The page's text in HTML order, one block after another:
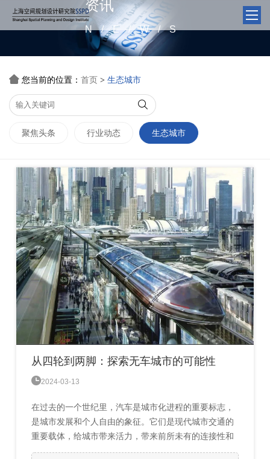
资讯
N/E/W/S
 您当前的位置： 首页 > 生态城市

聚焦头条 行业动态 生态城市
从四轮到两脚：探索无车城市的可能性
2024-03-13
在过去的一个世纪里，汽车是城市化进程的重要标志，
是城市发展和个人自由的象征。它们是现代城市交通的
重要载体，给城市带来活力，带来前所未有的连接性和
便利。然而与此同时，汽车文化也铺就了一条充满挑战